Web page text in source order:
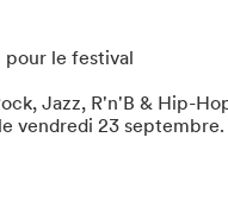
pour le festival
Jazz, R'n'B & Hip-
vendredi 23 septembre.